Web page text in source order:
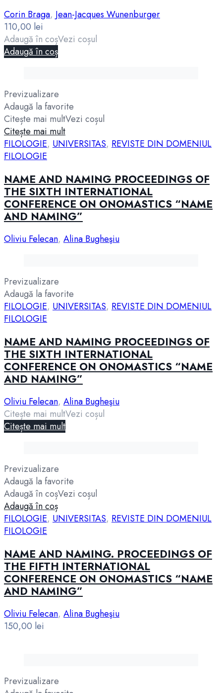
Corin Braga, Jean-Jacques Wunenburger
110,00 lei
Adaugă în coșVezi coșul
Adaugă în coș
Previzualizare
Adaugă la favorite
Citește mai multVezi coșul
Citește mai mult
FILOLOGIE, UNIVERSITAS, REVISTE DIN DOMENIUL
FILOLOGIE
NAME AND NAMING PROCEEDINGS OF
THE SIXTH INTERNATIONAL
CONFERENCE ON ONOMASTICS “NAME
AND NAMING”
Oliviu Felecan, Alina Bugheşiu
Previzualizare
Adaugă la favorite
FILOLOGIE, UNIVERSITAS, REVISTE DIN DOMENIUL
FILOLOGIE
NAME AND NAMING PROCEEDINGS OF
THE SIXTH INTERNATIONAL
CONFERENCE ON ONOMASTICS “NAME
AND NAMING”
Oliviu Felecan, Alina Bugheşiu
Citește mai multVezi coșul
Citește mai mult
Previzualizare
Adaugă la favorite
Adaugă în coșVezi coșul
Adaugă în coș
FILOLOGIE, UNIVERSITAS, REVISTE DIN DOMENIUL
FILOLOGIE
NAME AND NAMING. PROCEEDINGS OF
THE FIFTH INTERNATIONAL
CONFERENCE ON ONOMASTICS “NAME
AND NAMING”
Oliviu Felecan, Alina Bugheşiu
150,00 lei
Previzualizare